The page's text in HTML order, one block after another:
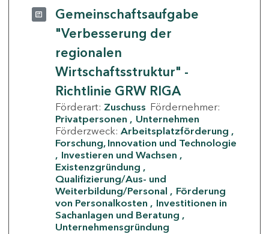
Gemeinschaftsaufgabe
"Verbesserung der
regionalen
Wirtschaftsstruktur" -
Richtlinie GRW RIGA
Förderart: Zuschuss Fördernehmer:
Privatpersonen
Unternehmen
Förderzweck: Arbeitsplatzförderung
Forschung, Innovation und Technologie
Investieren und Wachsen
Existenzgründung
Qualifizierung/Aus- und
Weiterbildung/Personal
Förderung
von Personalkosten
Investitionen in
Sachanlagen und Beratung
Unternehmensgründung